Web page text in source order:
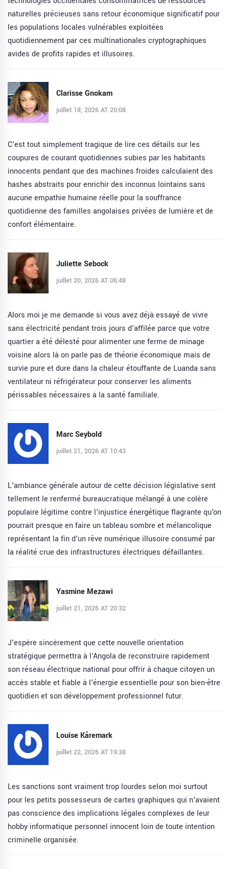
naturelles précieuses sans retour économique significatif pour
les populations locales vulnérables exploitées
quotidiennement par ces multinationales cryptographiques
avides de profits rapides et illusoires.
Clarisse Gnokam
juillet 18, 2026 AT 20:08
C'est tout simplement tragique de lire ces détails sur les
coupures de courant quotidiennes subies par les habitants
innocents pendant que des machines froides calculaient des
hashes abstraits pour enrichir des inconnus lointains sans
aucune empathie humaine réelle pour la souffrance
quotidienne des familles angolaises privées de lumière et de
confort élémentaire.
Juliette Sebock
juillet 20, 2026 AT 06:48
Alors moi je me demande si vous avez déjà essayé de vivre
sans électricité pendant trois jours d'affilée parce que votre
quartier a été délesté pour alimenter une ferme de minage
voisine alors là on parle pas de théorie économique mais de
survie pure et dure dans la chaleur étouffante de Luanda sans
ventilateur ni réfrigérateur pour conserver les aliments
périssables nécessaires à la santé familiale.
Marc Seybold
juillet 21, 2026 AT 10:43
L'ambiance générale autour de cette décision législative sent
tellement le renfermé bureaucratique mélangé à une colère
populaire légitime contre l'injustice énergétique flagrante qu'on
pourrait presque en faire un tableau sombre et mélancolique
représentant la fin d'un rêve numérique illusoire consumé par
la réalité crue des infrastructures électriques défaillantes.
Yasmine Mezawi
juillet 21, 2026 AT 20:32
J'espère sincèrement que cette nouvelle orientation
stratégique permettra à l'Angola de reconstruire rapidement
son réseau électrique national pour offrir à chaque citoyen un
accès stable et fiable à l'énergie essentielle pour son bien-être
quotidien et son développement professionnel futur.
Louise Kåremark
juillet 22, 2026 AT 19:38
Les sanctions sont vraiment trop lourdes selon moi surtout
pour les petits possesseurs de cartes graphiques qui n'avaient
pas conscience des implications légales complexes de leur
hobby informatique personnel innocent loin de toute intention
criminelle organisée.